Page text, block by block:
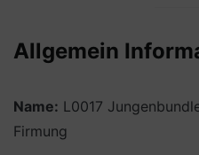
Allgemein
Name: L0017
Firmung